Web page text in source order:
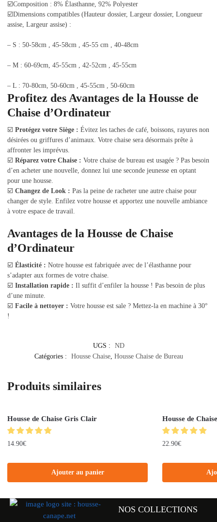
☑️Composition : 8% Élasthanne, 92% Polyester
☑️Dimensions compatibles (Hauteur dossier, Largeur dossier, Longueur
assise, Largeur assise) :
– S : 50-58cm , 45-58cm , 45-55 cm , 40-48cm
– M : 60-69cm, 45-55cm , 42-52cm , 45-55cm
– L : 70-80cm, 50-60cm , 45-55cm , 50-60cm
Profitez des Avantages de la Housse de
Chaise d’Ordinateur
☑️ Protégez votre Siège : Évitez les taches de café, boissons, rayures non
désirées ou griffures d’animaux. Votre chaise sera désormais prête à
affronter les imprévus.
☑️ Réparez votre Chaise : Votre chaise de bureau est usagée ? Pas besoin
d’en acheter une nouvelle, donnez lui une seconde jeunesse en optant
pour une housse.
☑️ Changez de Look : Pas la peine de racheter une autre chaise pour
changer de style. Enfilez votre housse et apportez une nouvelle ambiance
à votre espace de travail.
Avantages de la Housse de Chaise
d’Ordinateur
☑️ Élasticité : Notre housse est fabriquée avec de l’élasthanne pour
s’adapter aux formes de votre chaise.
☑️ Installation rapide : Il suffit d’enfiler la housse ! Pas besoin de plus
d’une minute.
☑️ Facile à nettoyer : Votre housse est sale ? Mettez-la en machine à 30°
!
UGS :
ND
Catégories :
Housse Chaise, Housse Chaise de Bureau
Produits similaires
Housse de Chaise Gris Clair
14.90€
Ajouter au panier
Housse de
22.90€
NOS COLLECTIONS